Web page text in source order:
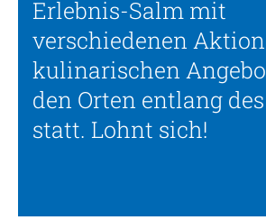
Erlebnis-Salm mit
verschiedenen
kulinarischen
den Orten entlang
statt. Lohnt sich!